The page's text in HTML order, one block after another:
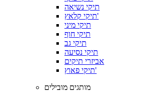
תיקי נשיאה
תיקי קלאץ'
תיקי מיני
תיקי חוף
תיקי גב
תיקי נסיעה
אביזרי תיקים
תיקי פאוץ'
מותגים מובילים